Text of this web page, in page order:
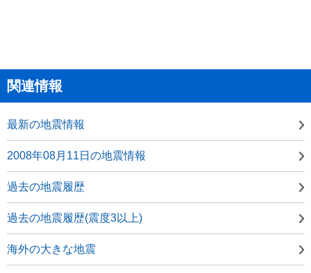
関連情報
最新の地震情報
2008年08月11日の地震情報
過去の地震履歴
過去の地震履歴(震度3以上)
海外の大きな地震